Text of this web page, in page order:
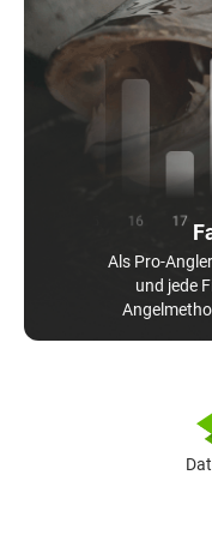
Als Pro-
und jede